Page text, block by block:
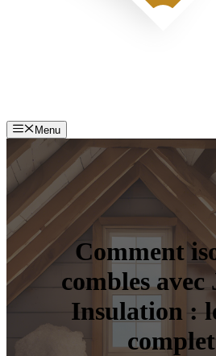
Menu
Comment
combles avec
Insulation :